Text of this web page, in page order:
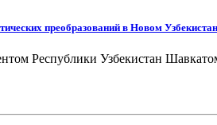
преобразований в Новом
Республики Узбекистан